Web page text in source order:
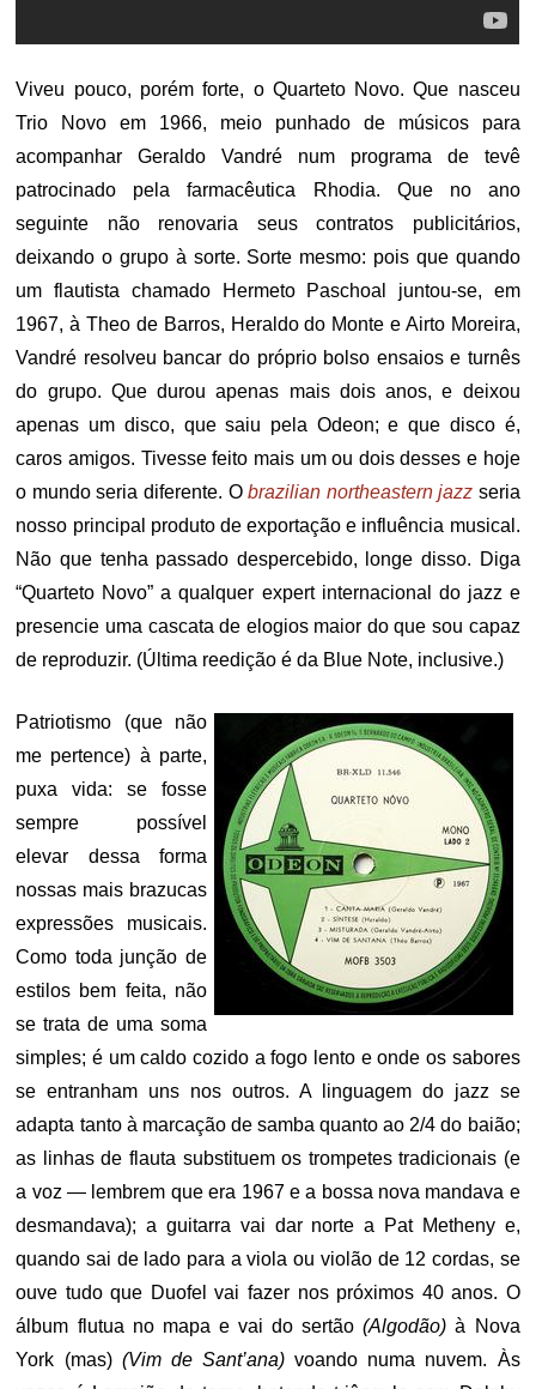
Viveu pouco, porém forte, o Quarteto Novo. Que nasceu
Trio Novo em 1966, meio punhado de músicos para
acompanhar Geraldo Vandré num programa de tevê
patrocinado pela farmacêutica Rhodia. Que no ano
seguinte não renovaria seus contratos publicitários,
deixando o grupo à sorte. Sorte mesmo: pois que quando
um flautista chamado Hermeto Paschoal juntou-se, em
1967, à Theo de Barros, Heraldo do Monte e Airto Moreira,
Vandré resolveu bancar do próprio bolso ensaios e turnês
do grupo. Que durou apenas mais dois anos, e deixou
apenas um disco, que saiu pela Odeon; e que disco é,
caros amigos. Tivesse feito mais um ou dois desses e hoje
o mundo seria diferente. Obrazilian northeastern jazz seria
nosso principal produto de exportação e influência musical.
Não que tenha passado despercebido, longe disso. Diga
“Quarteto Novo” a qualquer expert internacional do jazz e
presencie uma cascata de elogios maior do que sou capaz
de reproduzir. (Última reedição é da Blue Note, inclusive.)
Patriotismo (que não
me pertence) à parte,
puxa vida: se fosse
sempre possível
elevar dessa forma
nossas mais brazucas
expressões musicais.
Como toda junção de
estilos bem feita, não
se trata de uma soma
simples; é um caldo cozido a fogo lento e onde os sabores
se entranham uns nos outros. A linguagem do jazz se
adapta tanto à marcação de samba quanto ao 2/4 do baião;
as linhas de flauta substituem os trompetes tradicionais (e
a voz — lembrem que era 1967 e a bossa nova mandava e
desmandava); a guitarra vai dar norte a Pat Metheny e,
quando sai de lado para a viola ou violão de 12 cordas, se
ouve tudo que Duofel vai fazer nos próximos 40 anos. O
álbum flutua no mapa e vai do sertão(Algodão) à Nova
York (mas) (Vim de Sant’ana) voando numa nuvem. Às